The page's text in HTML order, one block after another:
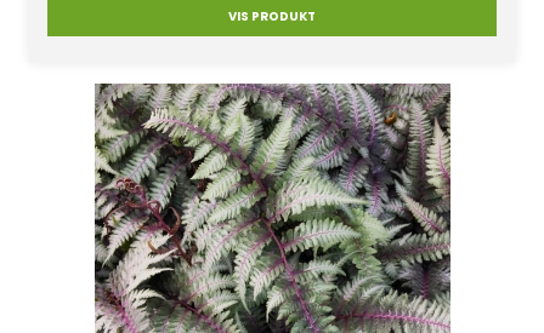
VIS PRODUKT